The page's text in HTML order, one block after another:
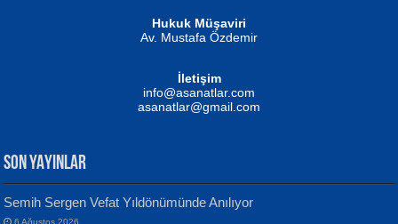
Hukuk Müşaviri
Av. Mustafa Özdemir
İletişim
info@asanatlar.com
asanatlar@gmail.com
SON YAYINLAR
Semih Sergen Vefat Yıldönümünde Anılıyor
6 Ağustos 2026